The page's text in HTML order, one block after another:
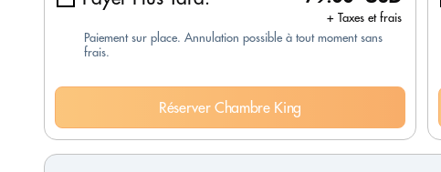
+ Taxes et frais
Paiement sur place. Annulation possible à tout moment sans
frais.
Réserver Chambre King